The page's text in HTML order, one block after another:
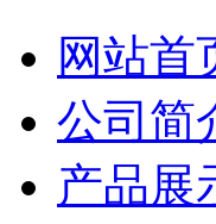
网站首
公司简
产品展